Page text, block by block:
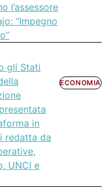
l’assessore
“Impegno
gli Stati
in
redatta da
UNCI e
ECONOMIA